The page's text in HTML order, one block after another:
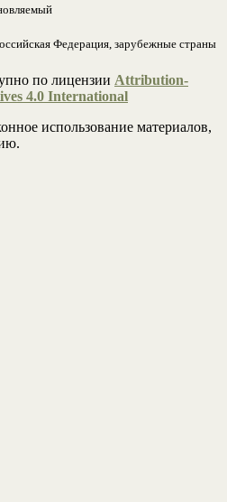
Федерация, зарубежные страны
по лицензии Attribution-
4.0 International
использование материалов,